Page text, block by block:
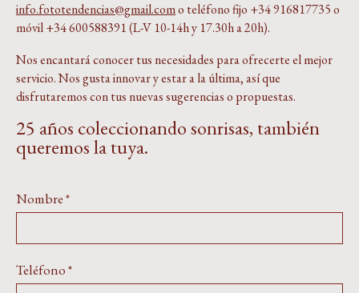
info.fototendencias@gmail.como teléfono fijo +34 916817735 o
móvil +34 600588391 (L-V 10-14h y 17.30h a 20h).
Nos encantará conocer tus necesidades para ofrecerte el mejor
servicio. Nos gusta innovar y estar a la última, así que
disfrutaremos con tus nuevas sugerencias o propuestas.
25 años coleccionando sonrisas, también
queremos la tuya.
Nombre*
Teléfono*